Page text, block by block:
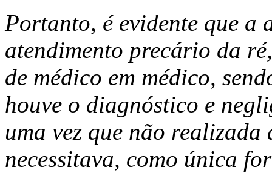
Portanto, é evidente que a
atendimento precário da
de médico em médico,
houve o diagnóstico e
uma vez que não
necessitava, como única